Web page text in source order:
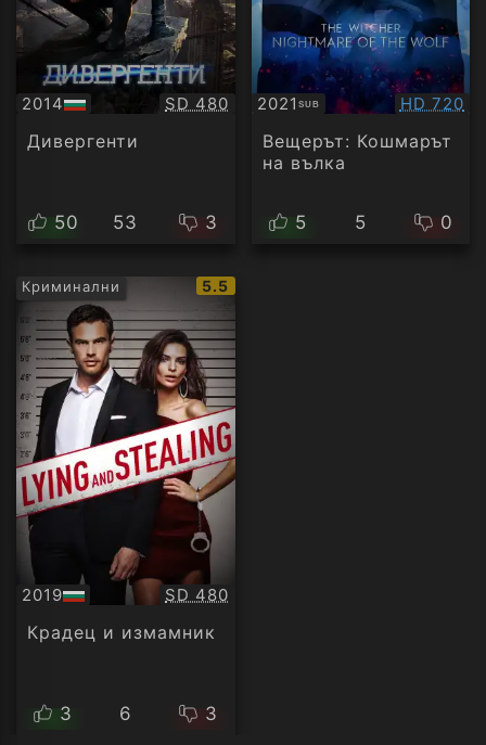
2014
БГ
аудио
Качество:
SD 480
Дивергенти
50 53 3
2021 SUB
Субтитри HD 720
Вещерът: Кошмарът
на вълка
5 5 0
Криминални
IMDb
5.5
2019
БГ
аудио
Качество:
SD 480
Крадец и измамник
3 6 3